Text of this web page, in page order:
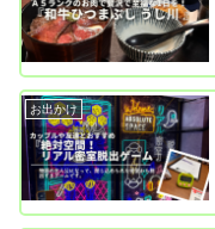
お出かけ